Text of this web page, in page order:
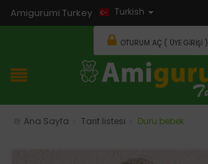
Amigurumi Turkey Turkish
OTURUM AÇ ( ÜYE GIRIŞI )
Ana Sayfa Tarif listesi Duru bebek